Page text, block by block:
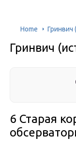
Home Гринвич
Гринвич
6 Старая